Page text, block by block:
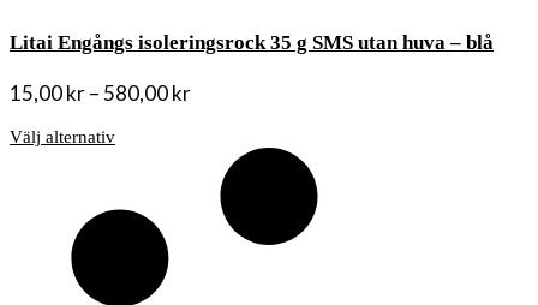
Litai Engångs isoleringsrock 35 g SMS utan huva – blå
15,00kr– 580,00kr
Välj alternativ